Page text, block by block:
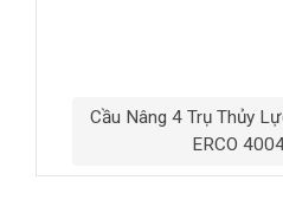
Cầu Nâng 4 Trụ Thủy
ERCO